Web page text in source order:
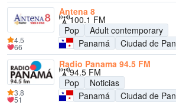
Antena 8
100.1 FM
Pop
Adult contemporary
Panamá
Ciudad de
4.5
66
Radio Panama 94.5 FM
94.5 FM
Pop
Noticias
Panamá
Ciudad de
3.8
51